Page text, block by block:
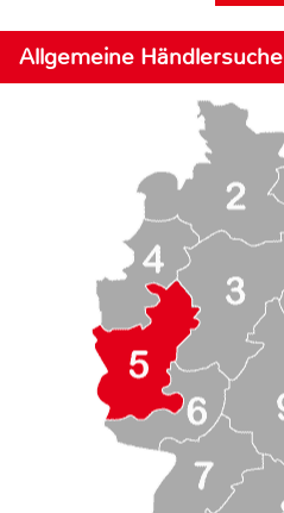
Allgemeine Händlersuche